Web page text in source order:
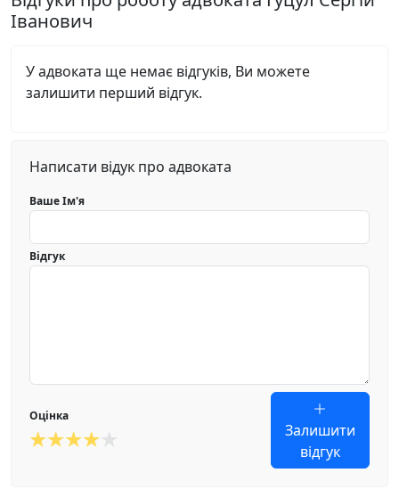
Іванович
У адвоката ще немає відгуків, Ви можете
залишити перший відгук.
Написати відук про адвоката
Ваше Ім'я
Відгук
Оцінка
Залишити
відгук